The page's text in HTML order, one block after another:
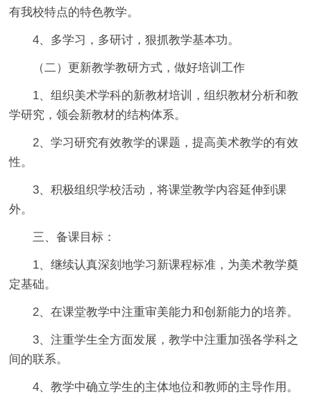
有我校特点的特色教学。
4、多学习，多研讨，狠抓教学基本功。
（二）更新教学教研方式，做好培训工作
1、组织美术学科的新教材培训，组织教材分析和教
学研究，领会新教材的结构体系。
2、学习研究有效教学的课题，提高美术教学的有效
性。
3、积极组织学校活动，将课堂教学内容延伸到课
外。
三、备课目标：
1、继续认真深刻地学习新课程标准，为美术教学奠
定基础。
2、在课堂教学中注重审美能力和创新能力的培养。
3、注重学生全方面发展，教学中注重加强各学科之
间的联系。
4、教学中确立学生的主体地位和教师的主导作用。